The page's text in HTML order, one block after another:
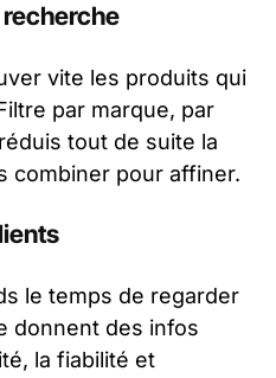
vite les produits qui
par marque, par
tout de suite la
combiner pour affiner.
le temps de regarder
donnent des infos
la fiabilité et